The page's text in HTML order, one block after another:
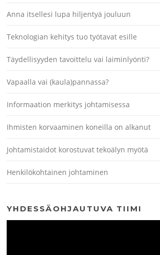
Anna itsellesi lupa hiljentyä jouluun
Teknologian kehitys tuo työtavat esille
Täydellisyyden tavoittelu vai laiminlyönti?
Vapaalla vai (kaula)pannassa?
Informaation merkitys johtamisessa
Ihmisten korvaaminen koneilla on alkanut
Johtamistaidot korostuvat tekoälyn myötä
Henkilökohtainen johtaminen
YHDESSÄOHJAUTUVA TIIMI